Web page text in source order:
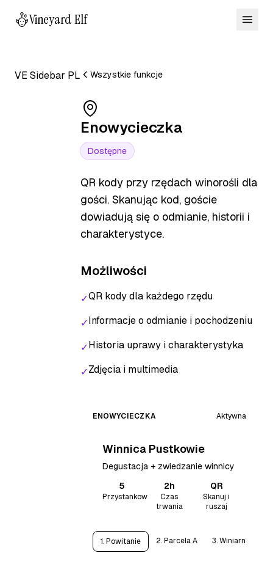
Vineyard Elf
VE Sidebar PL Wszystkie funkcje
Enowycieczka
Dostępne
QR kody przy rzędach winorośli dla
gości. Skanując kod, goście
dowiadują się o odmianie, historii i
charakterystyce.
Możliwości
✓QR kody dla każdego rzędu
✓Informacje o odmianie i pochodzeniu
✓Historia uprawy i charakterystyka
✓Zdjęcia i multimedia
ENOWYCIECZKA Aktywna
Winnica Pustkowie
Degustacja + zwiedzanie winnicy
5
Przystankow
2h
Czas
trwania
QR
Skanuj i
ruszaj
1. Powitanie 2. Parcela A 3. Winiarnia